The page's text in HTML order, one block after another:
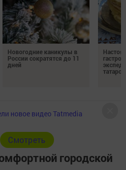
Новогодние каникулы в
России сократятся до 11
дней
продление проекта
городской
новое видео Tatmedia
Cмотреть